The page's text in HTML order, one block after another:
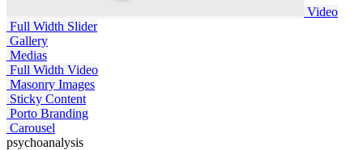
Video
Full Width Slider
Gallery
Medias
Full Width Video
Masonry Images
Sticky Content
Porto Branding
Carousel
psychoanalysis